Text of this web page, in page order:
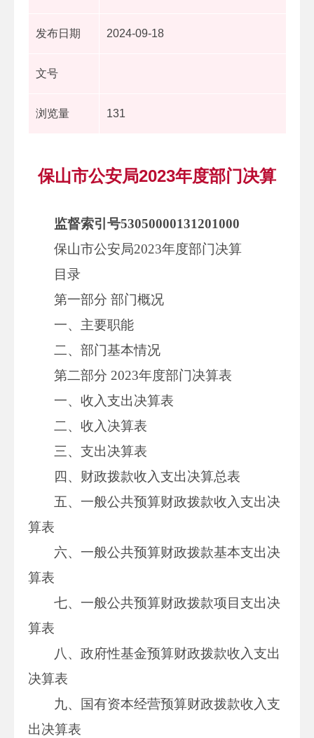
发布日期 2024-09-18
文号
浏览量 131
保山市公安局2023年度部门决算
监督索引号53050000131201000
保山市公安局2023年度部门决算
目录
第一部分 部门概况
一、主要职能
二、部门基本情况
第二部分 2023年度部门决算表
一、收入支出决算表
二、收入决算表
三、支出决算表
四、财政拨款收入支出决算总表
五、一般公共预算财政拨款收入支出决
算表
六、一般公共预算财政拨款基本支出决
算表
七、一般公共预算财政拨款项目支出决
算表
八、政府性基金预算财政拨款收入支出
决算表
九、国有资本经营预算财政拨款收入支
出决算表